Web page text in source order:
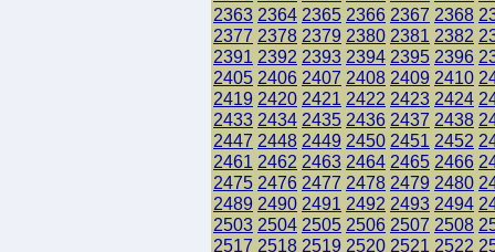
2363 2364 2365 2366 2367 2368
2377 2378 2379 2380 2381 2382
2391 2392 2393 2394 2395 2396
2405 2406 2407 2408 2409 2410
2419 2420 2421 2422 2423 2424
2433 2434 2435 2436 2437 2438
2447 2448 2449 2450 2451 2452
2461 2462 2463 2464 2465 2466
2475 2476 2477 2478 2479 2480
2489 2490 2491 2492 2493 2494
2503 2504 2505 2506 2507 2508
2517 2518 2519 2520 2521 2522